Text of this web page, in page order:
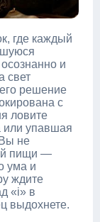
где каждый
и
свет
решение
с
ловите
или упавшая
не
пищи —
ума и
ждите
«i» в
выдохнете.